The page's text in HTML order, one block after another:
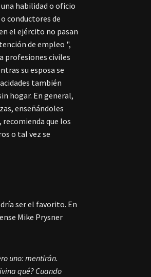
habilidad o oficio
conductores de
el ejército no pasan
de empleo ",
profesiones civiles
su esposa se
también
hogar. En general,
enseñándoles
que los
o tal vez se
ser el favorito. En
Mike Prysner
uno: mentirán.
qué? Cuando